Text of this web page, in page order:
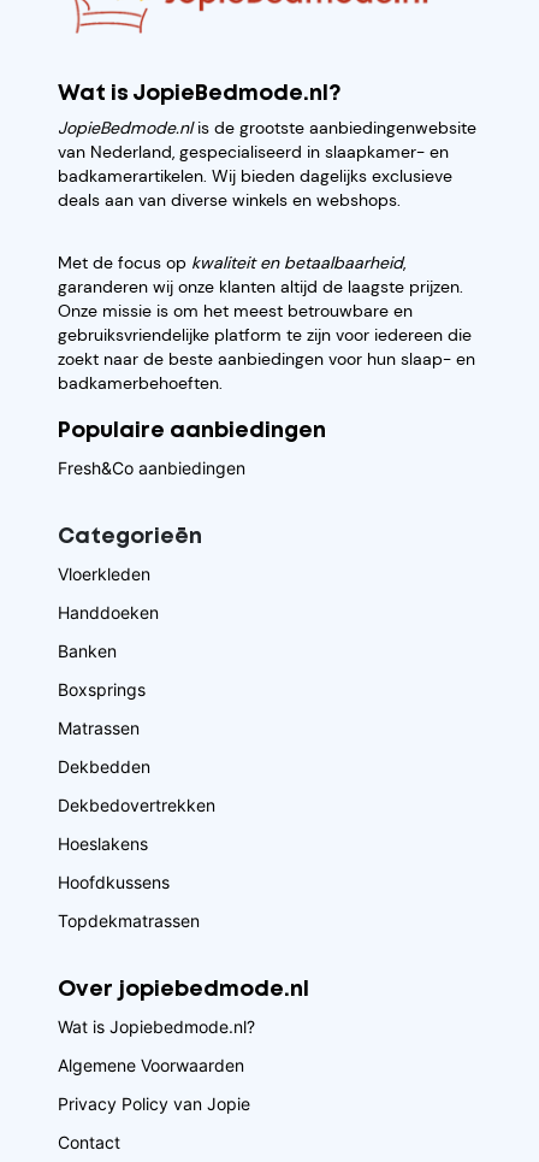
Wat is JopieBedmode.nl?
JopieBedmode.nlis de grootste aanbiedingenwebsite
van Nederland, gespecialiseerd in slaapkamer- en
badkamerartikelen. Wij bieden dagelijks exclusieve
deals aan van diverse winkels en webshops.
Met de focus op kwaliteit en betaalbaarheid,
garanderen wij onze klanten altijd de laagste prijzen.
Onze missie is om het meest betrouwbare en
gebruiksvriendelijke platform te zijn voor iedereen die
zoekt naar de beste aanbiedingen voor hun slaap- en
badkamerbehoeften.
Populaire aanbiedingen
Fresh&Co aanbiedingen
Categorieēn
Vloerkleden
Handdoeken
Banken
Boxsprings
Matrassen
Dekbedden
Dekbedovertrekken
Hoeslakens
Hoofdkussens
Topdekmatrassen
Over jopiebedmode.nl
Wat is Jopiebedmode.nl?
Algemene Voorwaarden
Privacy Policy van Jopie
Contact